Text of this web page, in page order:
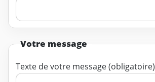
Votre message
Texte de votre message (obligatoire)